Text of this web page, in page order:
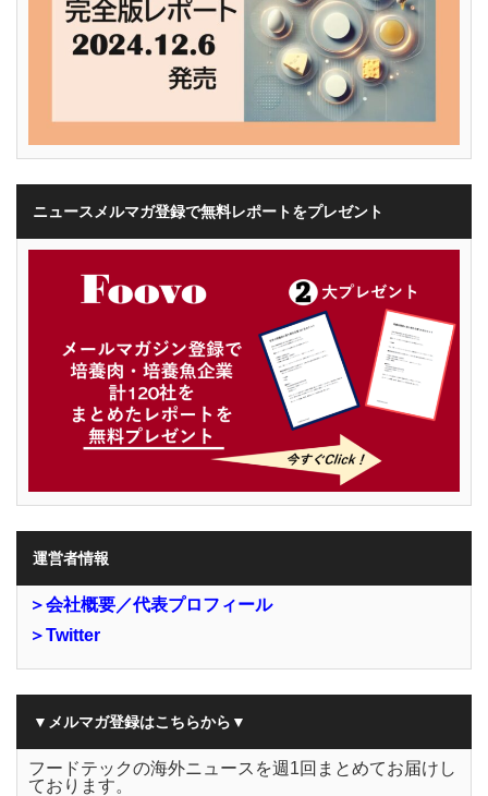
ニュースメルマガ登録で無料レポートをプレゼント
運営者情報
＞会社概要／代表プロフィール
＞Twitter
▼メルマガ登録はこちらから▼
フードテックの海外ニュースを週1回まとめてお届けし
ております。